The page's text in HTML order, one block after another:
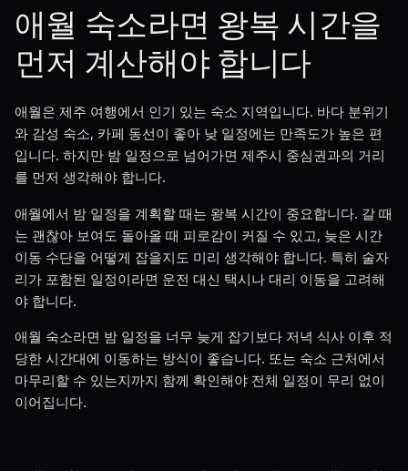
애월 숙소라면 왕복 시간을
먼저 계산해야 합니다
애월은 제주 여행에서 인기 있는 숙소 지역입니다. 바다 분위기
와 감성 숙소, 카페 동선이 좋아 낮 일정에는 만족도가 높은 편
입니다. 하지만 밤 일정으로 넘어가면 제주시 중심권과의 거리
를 먼저 생각해야 합니다.
애월에서 밤 일정을 계획할 때는 왕복 시간이 중요합니다. 갈 때
는 괜찮아 보여도 돌아올 때 피로감이 커질 수 있고, 늦은 시간
이동 수단을 어떻게 잡을지도 미리 생각해야 합니다. 특히 술자
리가 포함된 일정이라면 운전 대신 택시나 대리 이동을 고려해
야 합니다.
애월 숙소라면 밤 일정을 너무 늦게 잡기보다 저녁 식사 이후 적
당한 시간대에 이동하는 방식이 좋습니다. 또는 숙소 근처에서
마무리할 수 있는지까지 함께 확인해야 전체 일정이 무리 없이
이어집니다.